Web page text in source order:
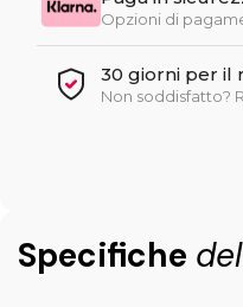
Opzioni di
30 giorni per il
Non soddisfatto?
Specifiche